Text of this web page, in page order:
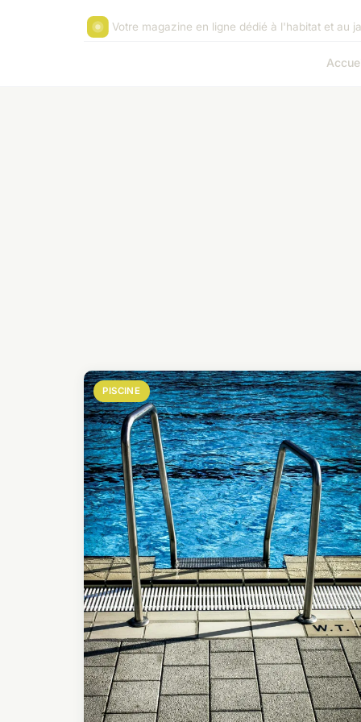
Votre magazine en ligne dédié à l'habitat et au
PISCINE